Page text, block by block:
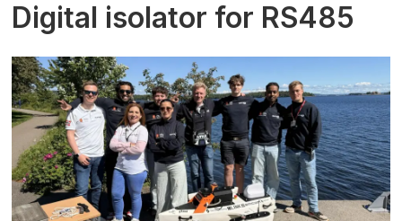
Digital isolator for RS485